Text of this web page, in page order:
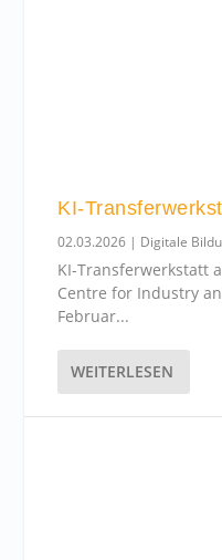
KI-
02.03.2026 | Digitale
KI-Transferwerkstatt
Centre for Industry
Februar...
WEITERLESEN